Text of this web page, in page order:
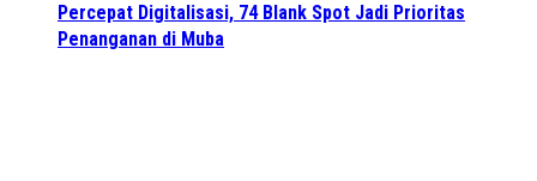
Percepat Digitalisasi, 74 Blank Spot Jadi Prioritas
Penanganan di Muba